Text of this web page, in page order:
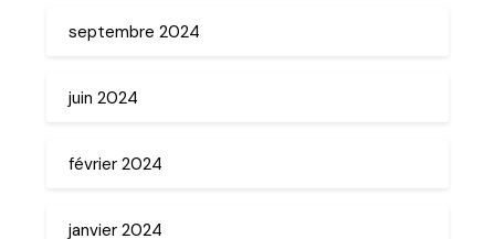
septembre 2024
juin 2024
février 2024
janvier 2024